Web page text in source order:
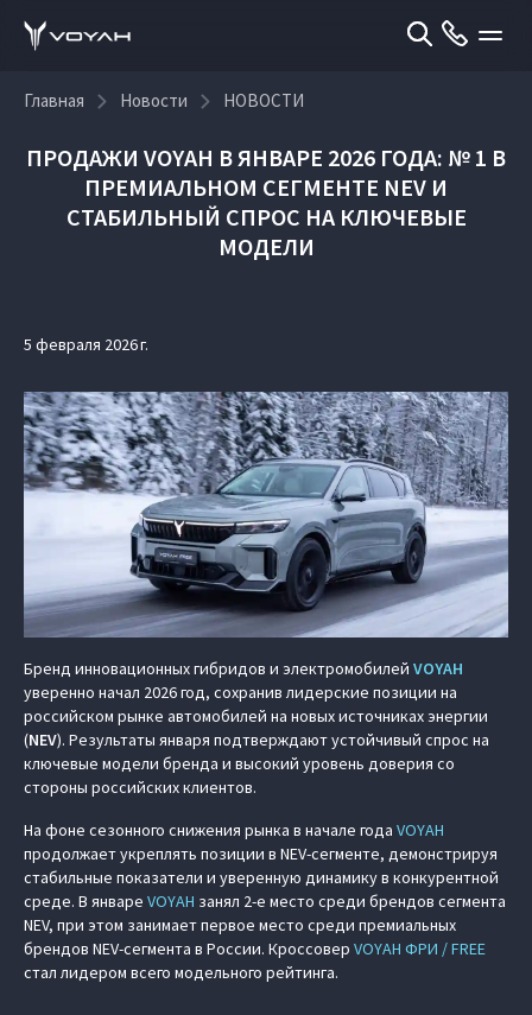
Главная Новости НОВОСТИ
ПРОДАЖИ VOYAH В ЯНВАРЕ 2026 ГОДА: № 1 В
ПРЕМИАЛЬНОМ СЕГМЕНТЕ NEV И
СТАБИЛЬНЫЙ СПРОС НА КЛЮЧЕВЫЕ
МОДЕЛИ
5 февраля 2026 г.
Бренд инновационных гибридов и электромобилей VOYAH
уверенно начал 2026 год, сохранив лидерские позиции на
российском рынке автомобилей на новых источниках энергии
(NEV). Результаты января подтверждают устойчивый спрос на
ключевые модели бренда и высокий уровень доверия со
стороны российских клиентов.
На фоне сезонного снижения рынка в начале года VOYAH
продолжает укреплять позиции в NEV-сегменте, демонстрируя
стабильные показатели и уверенную динамику в конкурентной
среде. В январе VOYAH занял 2-е место среди брендов сегмента
NEV, при этом занимает первое место среди премиальных
брендов NEV-сегмента в России. Кроссовер VOYAH ФРИ / FREE
стал лидером всего модельного рейтинга.